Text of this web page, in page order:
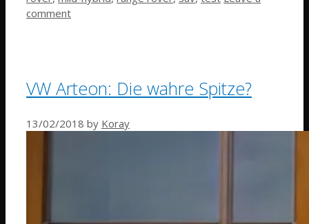
comment
VW Arteon: Die wahre Spitze?
13/02/2018 by Koray